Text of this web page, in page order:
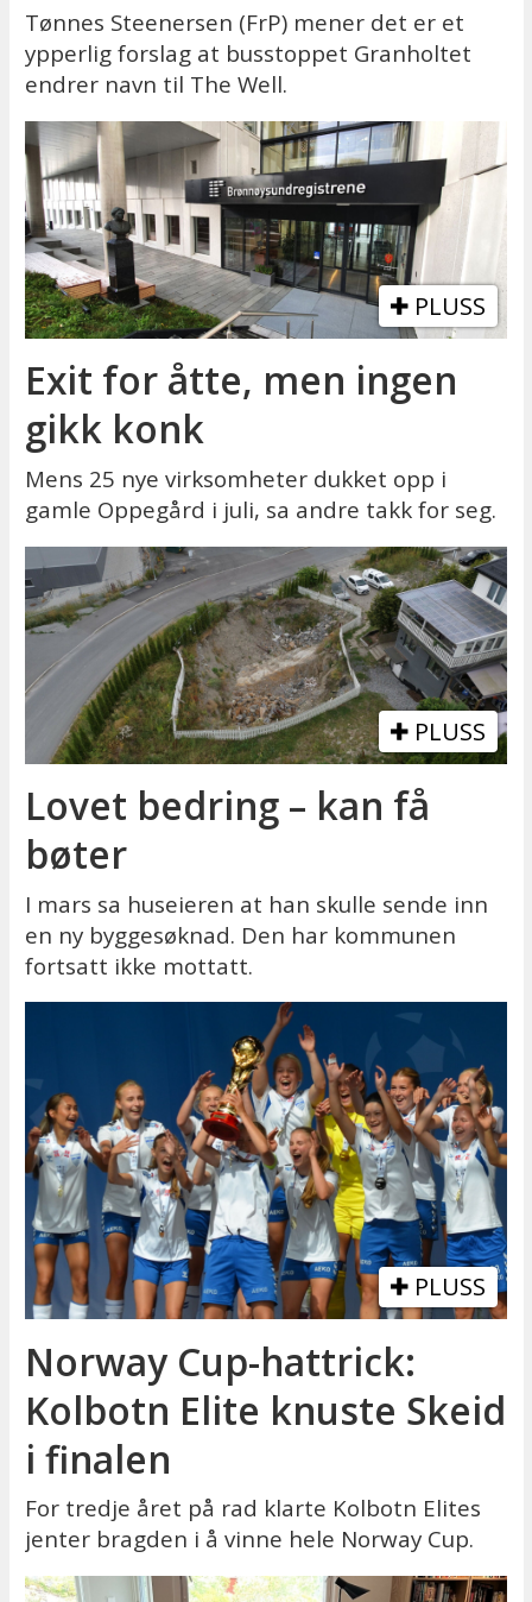
Tønnes Steenersen (FrP) mener det er et
ypperlig forslag at busstoppet Granholtet
endrer navn til The Well.
PLUSS
Exit for åtte, men ingen
gikk konk
Mens 25 nye virksomheter dukket opp i
gamle Oppegård i juli, sa andre takk for seg.
PLUSS
Lovet bedring – kan få
bøter
I mars sa huseieren at han skulle sende inn
en ny byggesøknad. Den har kommunen
fortsatt ikke mottatt.
PLUSS
Norway Cup-hattrick:
Kolbotn Elite knuste Skeid
i finalen
For tredje året på rad klarte Kolbotn Elites
jenter bragden i å vinne hele Norway Cup.